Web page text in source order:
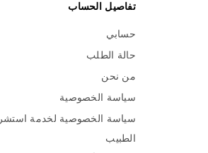
تفاصيل الحساب
حسابي
حالة الطلب
من نحن
سياسة الخصوصية
سياسة الخصوصية لخدمة استشر
الطبيب